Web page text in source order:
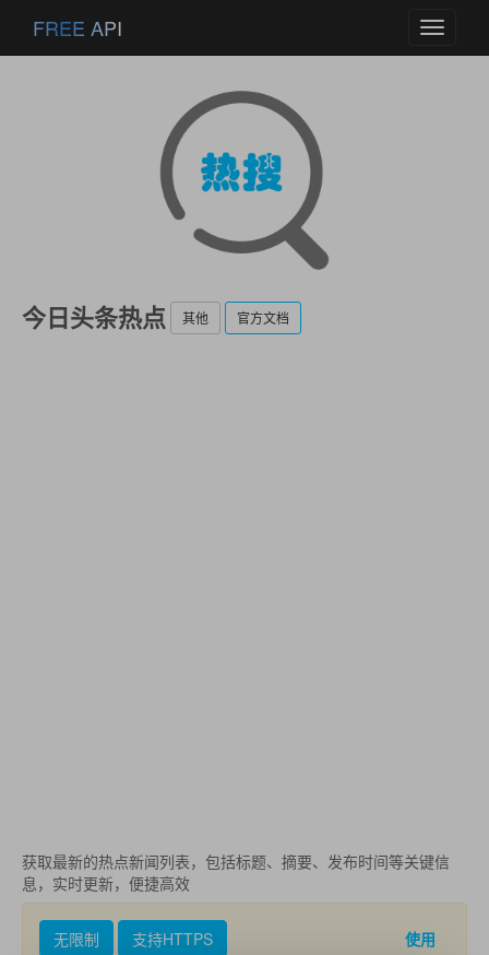
Toggle
FREE API
今日头条热点 其他 官方文档
获取最新的热点新闻列表，包括标题、摘要、发布时间等关键信
息，实时更新，便捷高效
无限制 支持HTTPS 使用